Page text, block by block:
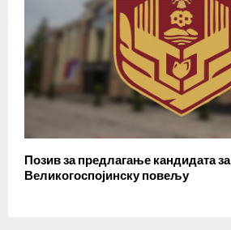
Позив за предлагање кандидата за
Великогоспојинску повељу